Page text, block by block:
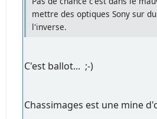
mettre des optiques Sony sur
l'inverse.
C'est ballot... ;-)
Chassimages est une mine